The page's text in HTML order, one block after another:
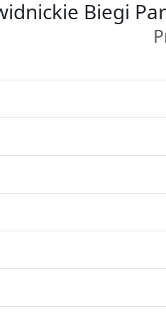
Biegi